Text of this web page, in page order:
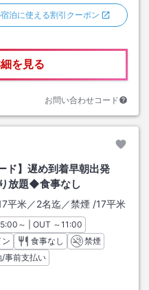
泊に使える割引クーポン
を見る
お問い合わせコード
ド】遅め到着早朝出発
放題◆食事なし
平米／2名迄／禁煙 /17平米
ェックイン
～ | OUT チェックアウト
～11:00
ン
食事なし
禁煙
/事前支払い